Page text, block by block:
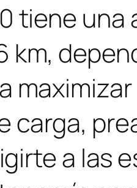
tiene
km,
carga,
a las